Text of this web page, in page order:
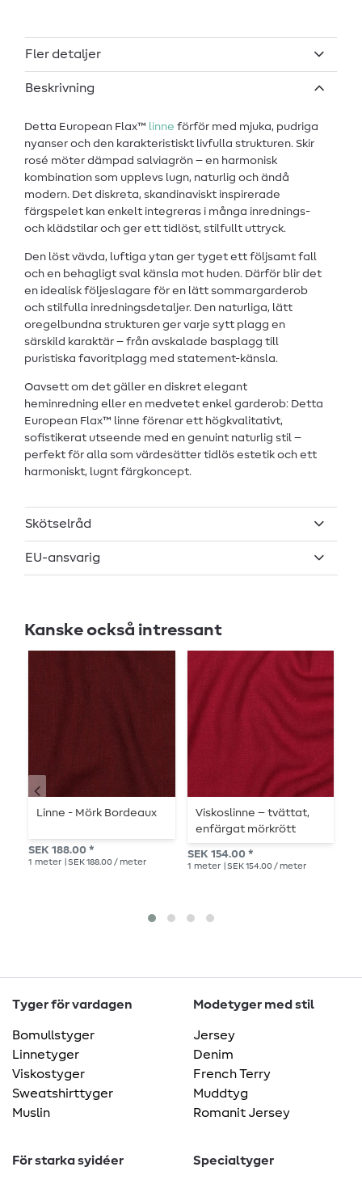
Fler detaljer
Beskrivning
Detta European Flax™ linne förför med mjuka, pudriga
nyanser och den karakteristiskt livfulla strukturen. Skir
rosé möter dämpad salviagrön – en harmonisk
kombination som upplevs lugn, naturlig och ändå
modern. Det diskreta, skandinaviskt inspirerade
färgspelet kan enkelt integreras i många inrednings-
och klädstilar och ger ett tidlöst, stilfullt uttryck.
Den löst vävda, luftiga ytan ger tyget ett följsamt fall
och en behagligt sval känsla mot huden. Därför blir det
en idealisk följeslagare för en lätt sommar­garderob
och stilfulla inredningsdetaljer. Den naturliga, lätt
oregelbundna strukturen ger varje sytt plagg en
särskild karaktär – från avskalade basplagg till
puristiska favoritplagg med statement-känsla.
Oavsett om det gäller en diskret elegant
heminredning eller en medvetet enkel garderob: Detta
European Flax™ linne förenar ett högkvalitativt,
sofistikerat utseende med en genuint naturlig stil –
perfekt för alla som värdesätter tidlös estetik och ett
harmoniskt, lugnt färgkoncept.
Skötselråd
EU-ansvarig
Kanske också intressant
Linne - Mörk Bordeaux
SEK 188.00 *
1 meter | SEK 188.00 / meter
Viskoslinne – tvättat,
enfärgat mörkrött
SEK 154.00 *
1 meter | SEK 154.00 / meter
Tyger för vardagen
Bomullstyger
Linnetyger
Viskostyger
Sweatshirttyger
Muslin
Modetyger med stil
Jersey
Denim
French Terry
Muddtyg
Romanit Jersey
För starka syidéer Specialtyger